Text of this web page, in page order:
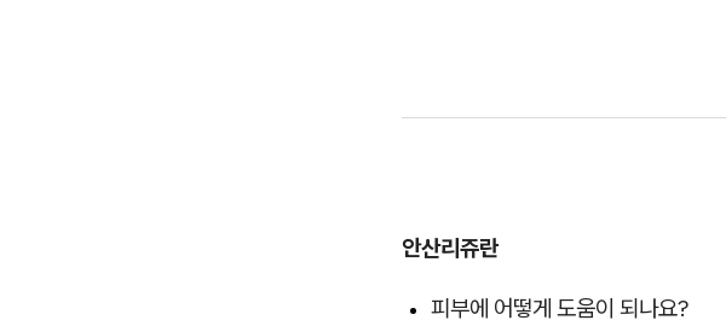
안산리쥬란
피부에 어떻게 도움이 되나요?